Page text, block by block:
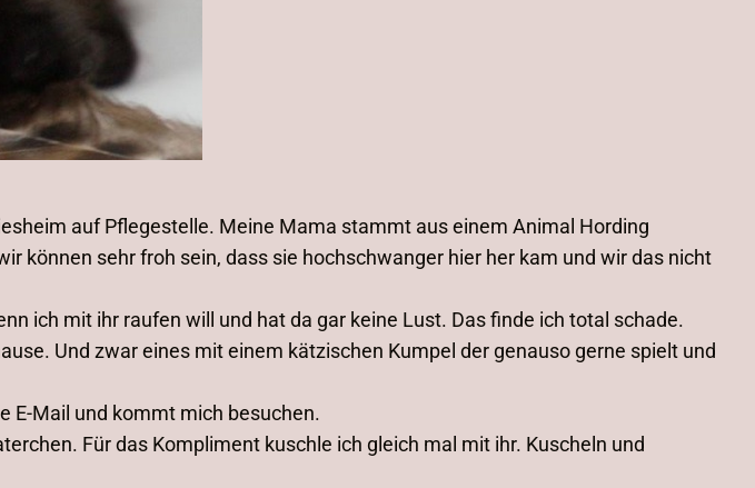
auf Pflegestelle. Meine Mama stammt aus einem Animal Hording
können sehr froh sein, dass sie hochschwanger hier her kam und wir das nicht
ich mit ihr raufen will und hat da gar keine Lust. Das finde ich total schade.
Und zwar eines mit einem kätzischen Kumpel der genauso gerne spielt und
E-Mail und kommt mich besuchen.
Für das Kompliment kuschle ich gleich mal mit ihr. Kuscheln und